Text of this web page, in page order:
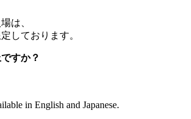
は、
しております。
すか？
in English and Japanese.